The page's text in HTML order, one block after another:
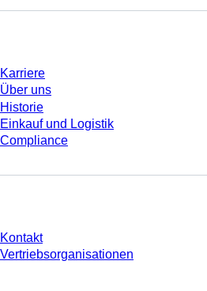
Karriere
Über uns
Historie
Einkauf und Logistik
Compliance
Kontakt
Vertriebsorganisationen